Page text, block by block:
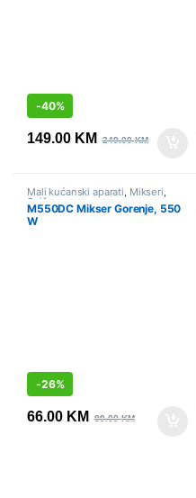
-40%
149.00 KM 249.00KM
Mali kućanski aparati, Mikseri,
Sniženo
M550DC Mikser Gorenje, 550
W
-26%
66.00 KM 89.00KM